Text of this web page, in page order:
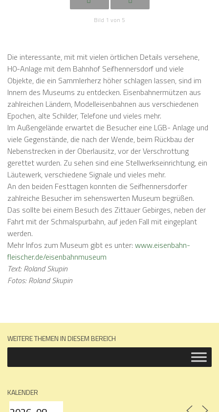
Bild 1 von 5
Die interessante, mit mit vielen örtlichen Details versehene,
H0-Anlage mit dem Bahnhof Seifhennersdorf und viele
Objekte, die ein Sammlerherz höher schlagen lassen, sind im
Innern des Museums zu entdecken. Eisenbahnermützen aus
zahlreichen Ländern, Modelleisenbahnen aus verschiedenen
Epochen, alte Schilder, Telefone und vieles mehr.
Im Außengelände erwartet die Besucher eine LGB- Anlage und
viele Gegenstände, die nach der Wende, beim Rückbau der
Nebenstrecken in der Oberlausitz, vor der Verschrottung
gerettet wurden. Zu sehen sind eine Stellwerkseinrichtung, ein
Läutewerk, verschiedene Signale und vieles mehr.
An den beiden Festtagen konnten die Seifhennersdorfer
zahlreiche Besucher im sehenswerten Museum begrüßen.
Das sollte bei einem Besuch des Zittauer Gebirges, neben der
Fahrt mit der Schmalspurbahn, auf jeden Fall mit eingeplant
werden.
Mehr Infos zum Museum gibt es unter: www.eisenbahn-
fleischer.de/eisenbahnmuseum
Text: Roland Skupin
Fotos: Roland Skupin
WEITERE THEMEN IN DIESEM BEREICH
KALENDER